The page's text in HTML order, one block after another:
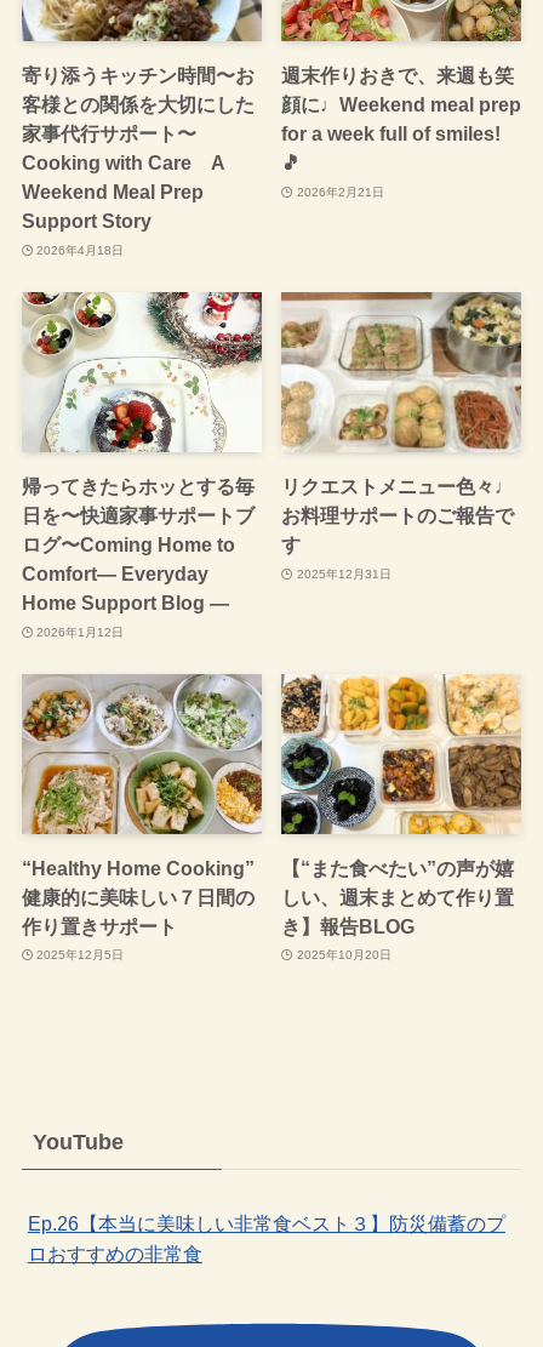
寄り添うキッチン時間〜お
客様との関係を大切にした
家事代行サポート〜
Cooking with Care A
Weekend Meal Prep
Support Story
2026年4月18日
週末作りおきで、来週も笑
顔に♩Weekend meal prep
for a week full of smiles!
🎵
2026年2月21日
帰ってきたらホッとする毎
日を〜快適家事サポートブ
ログ〜Coming Home to
Comfort— Everyday
Home Support Blog —
2026年1月12日
リクエストメニュー色々♩
お料理サポートのご報告で
す
2025年12月31日
“Healthy Home Cooking”
健康的に美味しい７日間の
作り置きサポート
2025年12月5日
【“また食べたい”の声が嬉
しい、週末まとめて作り置
き】報告BLOG
2025年10月20日
YouTube
Ep.26【本当に美味しい非常食ベスト３】防災備蓄のプ
ロおすすめの非常食